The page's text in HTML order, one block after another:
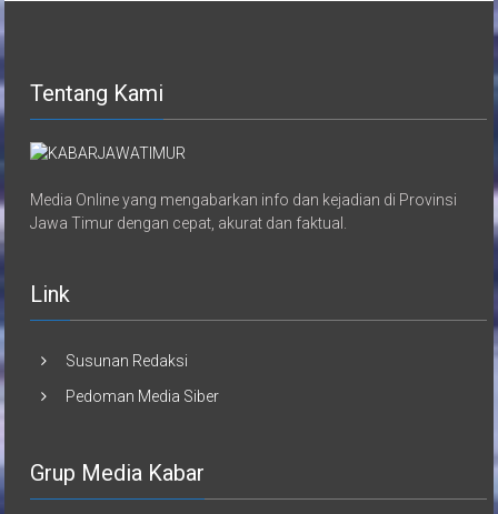
Tentang Kami
Media Online yang mengabarkan info dan kejadian di Provinsi
Jawa Timur dengan cepat, akurat dan faktual.
Link
Susunan Redaksi
Pedoman Media Siber
Grup Media Kabar